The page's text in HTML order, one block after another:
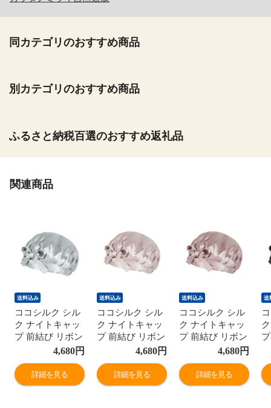
同カテゴリのおすすめ商品
別カテゴリのおすすめ商品
ふるさと納税百選のおすすめ返礼品
関連商品
送料込み
ココシルク シル
ク ナイトキャッ
プ 前結び リボン
Lサイズ シルク
キャップ ナイト
キャップ シルク
100％ ロング 6A
4,680円
詳細を見る
送料込み
ココシルク シル
ク ナイトキャッ
プ 前結び リボン
Lサイズ シルク
キャップ ナイト
キャップ シルク
100％ ロング 6A
4,680円
詳細を見る
送料込み
ココシルク シル
ク ナイトキャッ
プ 前結び リボン
Lサイズ シルク
キャップ ナイト
キャップ シルク
100％ ロング 6A
4,680円
詳細を見る
送